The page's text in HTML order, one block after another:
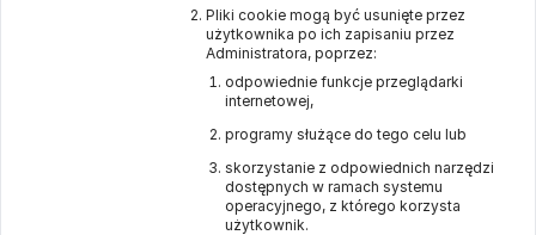
Pliki cookie mogą być usunięte przez
użytkownika po ich zapisaniu przez
Administratora, poprzez:
odpowiednie funkcje przeglądarki
internetowej,
programy służące do tego celu lub
skorzystanie z odpowiednich narzędzi
dostępnych w ramach systemu
operacyjnego, z którego korzysta
użytkownik.